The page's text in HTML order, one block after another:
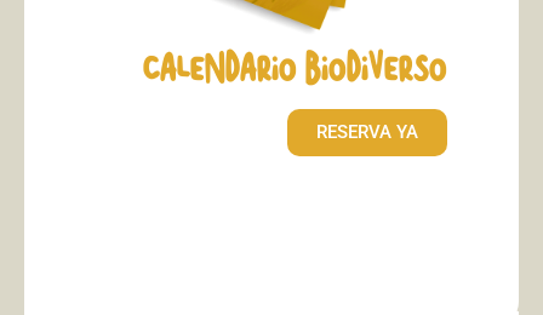
CALENDARIO BIODIVERSO
RESERVA YA